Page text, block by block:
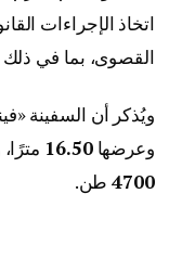
اتخاذ الإجراءات
القصوى، بما في
ويُذكر أن السفينة
وعرضها16.50
4700طن.